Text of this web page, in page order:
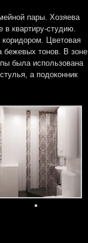
пары. Хозяева
в квартиру-студию.
Цветовая
бежевых тонов. В зоне
была использована
а подоконник